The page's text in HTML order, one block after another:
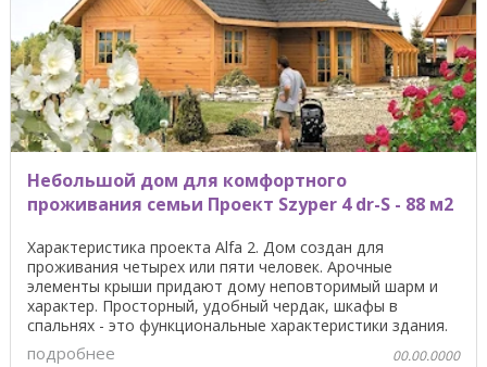
Небольшой дом для комфортного
проживания семьи Проект Szyper 4 dr-S - 88 м2
Характеристика проекта Alfa 2. Дом создан для
проживания четырех или пяти человек. Арочные
элементы крыши придают дому неповторимый шарм и
характер. Просторный, удобный чердак, шкафы в
спальнях - это функциональные характеристики здания.
Общая ...
подробнее 00.00.0000